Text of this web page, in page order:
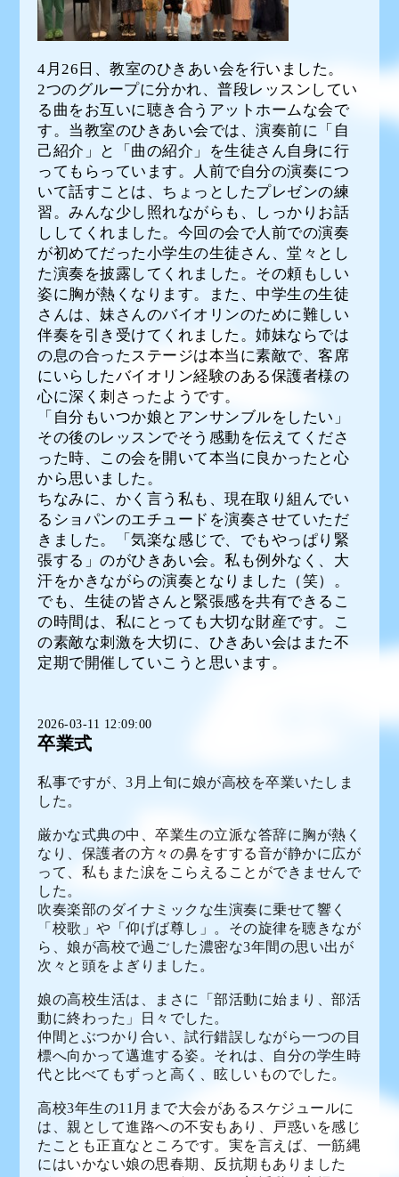
4月26日、教室のひきあい会を行いました。
2つのグループに分かれ、普段レッスンしてい
る曲をお互いに聴き合うアットホームな会で
す。当教室のひきあい会では、演奏前に「自
己紹介」と「曲の紹介」を生徒さん自身に行
ってもらっています。人前で自分の演奏につ
いて話すことは、ちょっとしたプレゼンの練
習。みんな少し照れながらも、しっかりお話
ししてくれました。今回の会で人前での演奏
が初めてだった小学生の生徒さん、堂々とし
た演奏を披露してくれました。その頼もしい
姿に胸が熱くなります。また、中学生の生徒
さんは、妹さんのバイオリンのために難しい
伴奏を引き受けてくれました。姉妹ならでは
の息の合ったステージは本当に素敵で、客席
にいらしたバイオリン経験のある保護者様の
心に深く刺さったようです。
「自分もいつか娘とアンサンブルをしたい」
その後のレッスンでそう感動を伝えてくださ
った時、この会を開いて本当に良かったと心
から思いました。
ちなみに、かく言う私も、現在取り組んでい
るショパンのエチュードを演奏させていただ
きました。「気楽な感じで、でもやっぱり緊
張する」のがひきあい会。私も例外なく、大
汗をかきながらの演奏となりました（笑）。
でも、生徒の皆さんと緊張感を共有できるこ
の時間は、私にとっても大切な財産です。こ
の素敵な刺激を大切に、ひきあい会はまた不
定期で開催していこうと思います。
2026-03-11 12:09:00
卒業式
私事ですが、3月上旬に娘が高校を卒業いたしま
した。
厳かな式典の中、卒業生の立派な答辞に胸が熱く
なり、保護者の方々の鼻をすする音が静かに広が
って、私もまた涙をこらえることができませんで
した。
吹奏楽部のダイナミックな生演奏に乗せて響く
「校歌」や「仰げば尊し」。その旋律を聴きなが
ら、娘が高校で過ごした濃密な3年間の思い出が
次々と頭をよぎりました。
娘の高校生活は、まさに「部活動に始まり、部活
動に終わった」日々でした。
仲間とぶつかり合い、試行錯誤しながら一つの目
標へ向かって邁進する姿。それは、自分の学生時
代と比べてもずっと高く、眩しいものでした。
高校3年生の11月まで大会があるスケジュールに
は、親として進路への不安もあり、戸惑いを感じ
たことも正直なところです。 実を言えば、一筋縄
にはいかない娘の思春期、反抗期もありました